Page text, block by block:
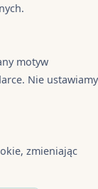
motyw
Nie ustawiamy
zmieniając